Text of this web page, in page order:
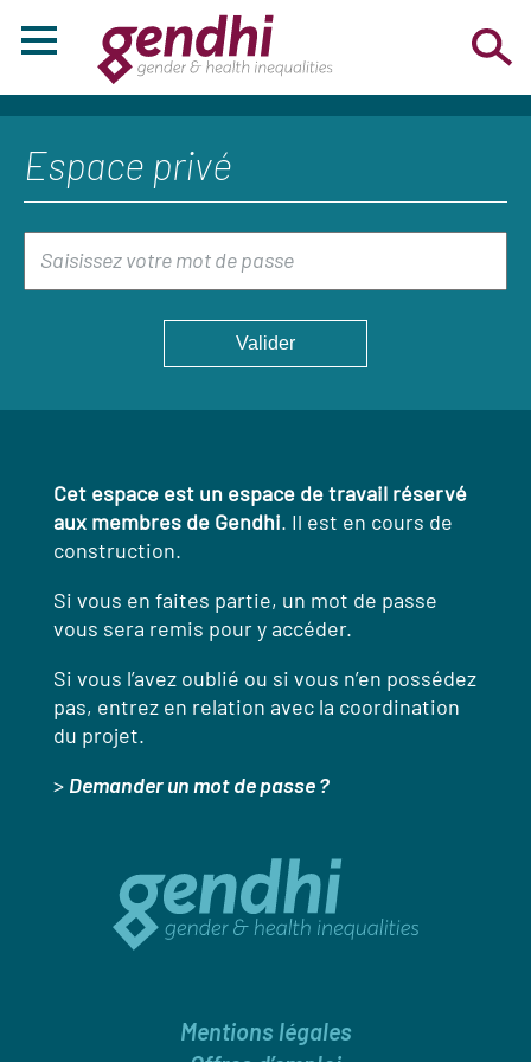
Espace privé
Cet espace est un espace de travail réservé
aux membres de Gendhi. Il est en cours de
construction.
Si vous en faites partie, un mot de passe
vous sera remis pour y accéder.
Si vous l’avez oublié ou si vous n’en possédez
pas, entrez en relation avec la coordination
du projet.
> Demander un mot de passe ?
Mentions légales